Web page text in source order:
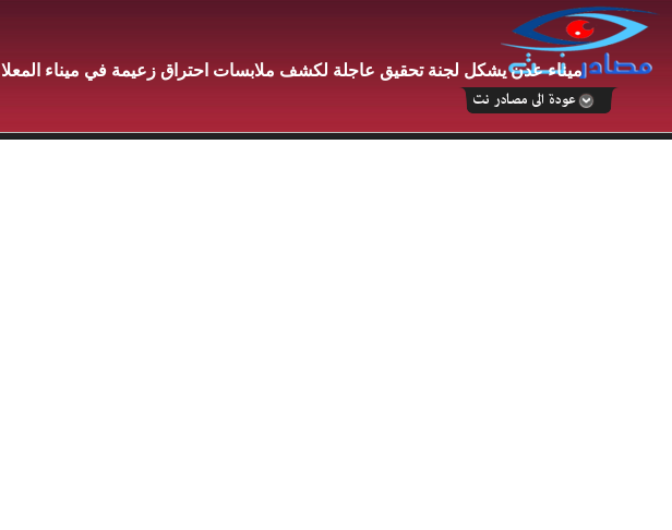
ميناء عدن يشكل لجنة تحقيق عاجلة لكشف ملابسات احتراق زعيمة في ميناء المعلا